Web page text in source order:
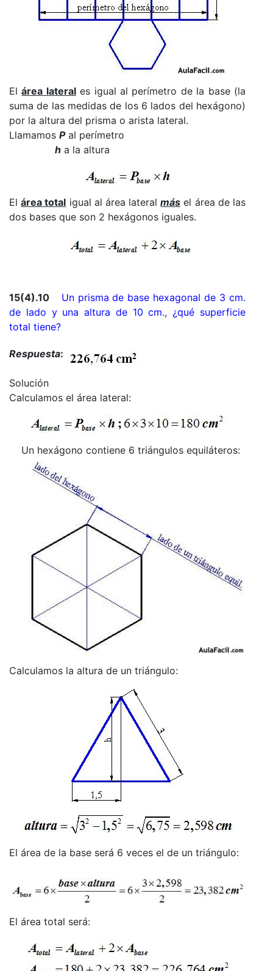
Elárea laterales igual al perímetro de la base (la
suma de las medidas de los 6 lados del hexágono)
por la altura del prisma o arista lateral.
Llamamos Pal perímetro
h a la altura
Elárea total igual al área lateralmás el área de las
dos bases que son 2 hexágonos iguales.
15(4).10 Un prisma de base hexagonal de 3 cm.
de lado y una altura de 10 cm., ¿qué superficie
total tiene?
Respuesta:
Solución
Calculamos el área lateral:
Un hexágono contiene 6 triángulos equiláteros:
Calculamos la altura de un triángulo:
El área de la base será 6 veces el de un triángulo:
El área total será: